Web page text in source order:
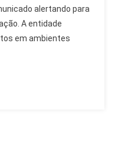
alertando para
A entidade
em ambientes